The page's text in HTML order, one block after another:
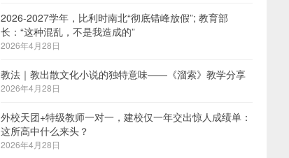
2026-2027学年，比利时南北“彻底错峰放假”; 教育部
长：“这种混乱，不是我造成的”
2026年4月28日
教法｜教出散文化小说的独特意味——《溜索》教学分享
2026年4月28日
外校天团+特级教师一对一，建校仅一年交出惊人成绩单：
这所高中什么来头？
2026年4月28日